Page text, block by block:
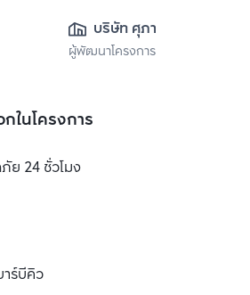
บริษัท ศุภาลัย จำกัด
(มหาชน)
ผู้พัฒนาโครงการ
ในโครงการ
ย 24 ชั่วโมง
ร์บีคิว